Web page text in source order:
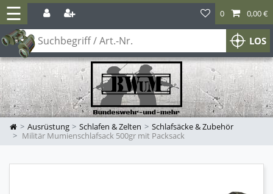
☰
LOS
0 0,00 €
Ausrüstung Schlafen & Zelten
Schlafsäcke & Zubehör
Militär Mumienschlafsack 500gr mit Packsack